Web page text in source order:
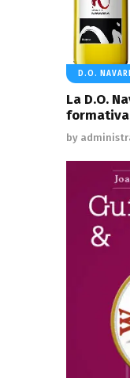
D.O.
La D.O.
formativa
by